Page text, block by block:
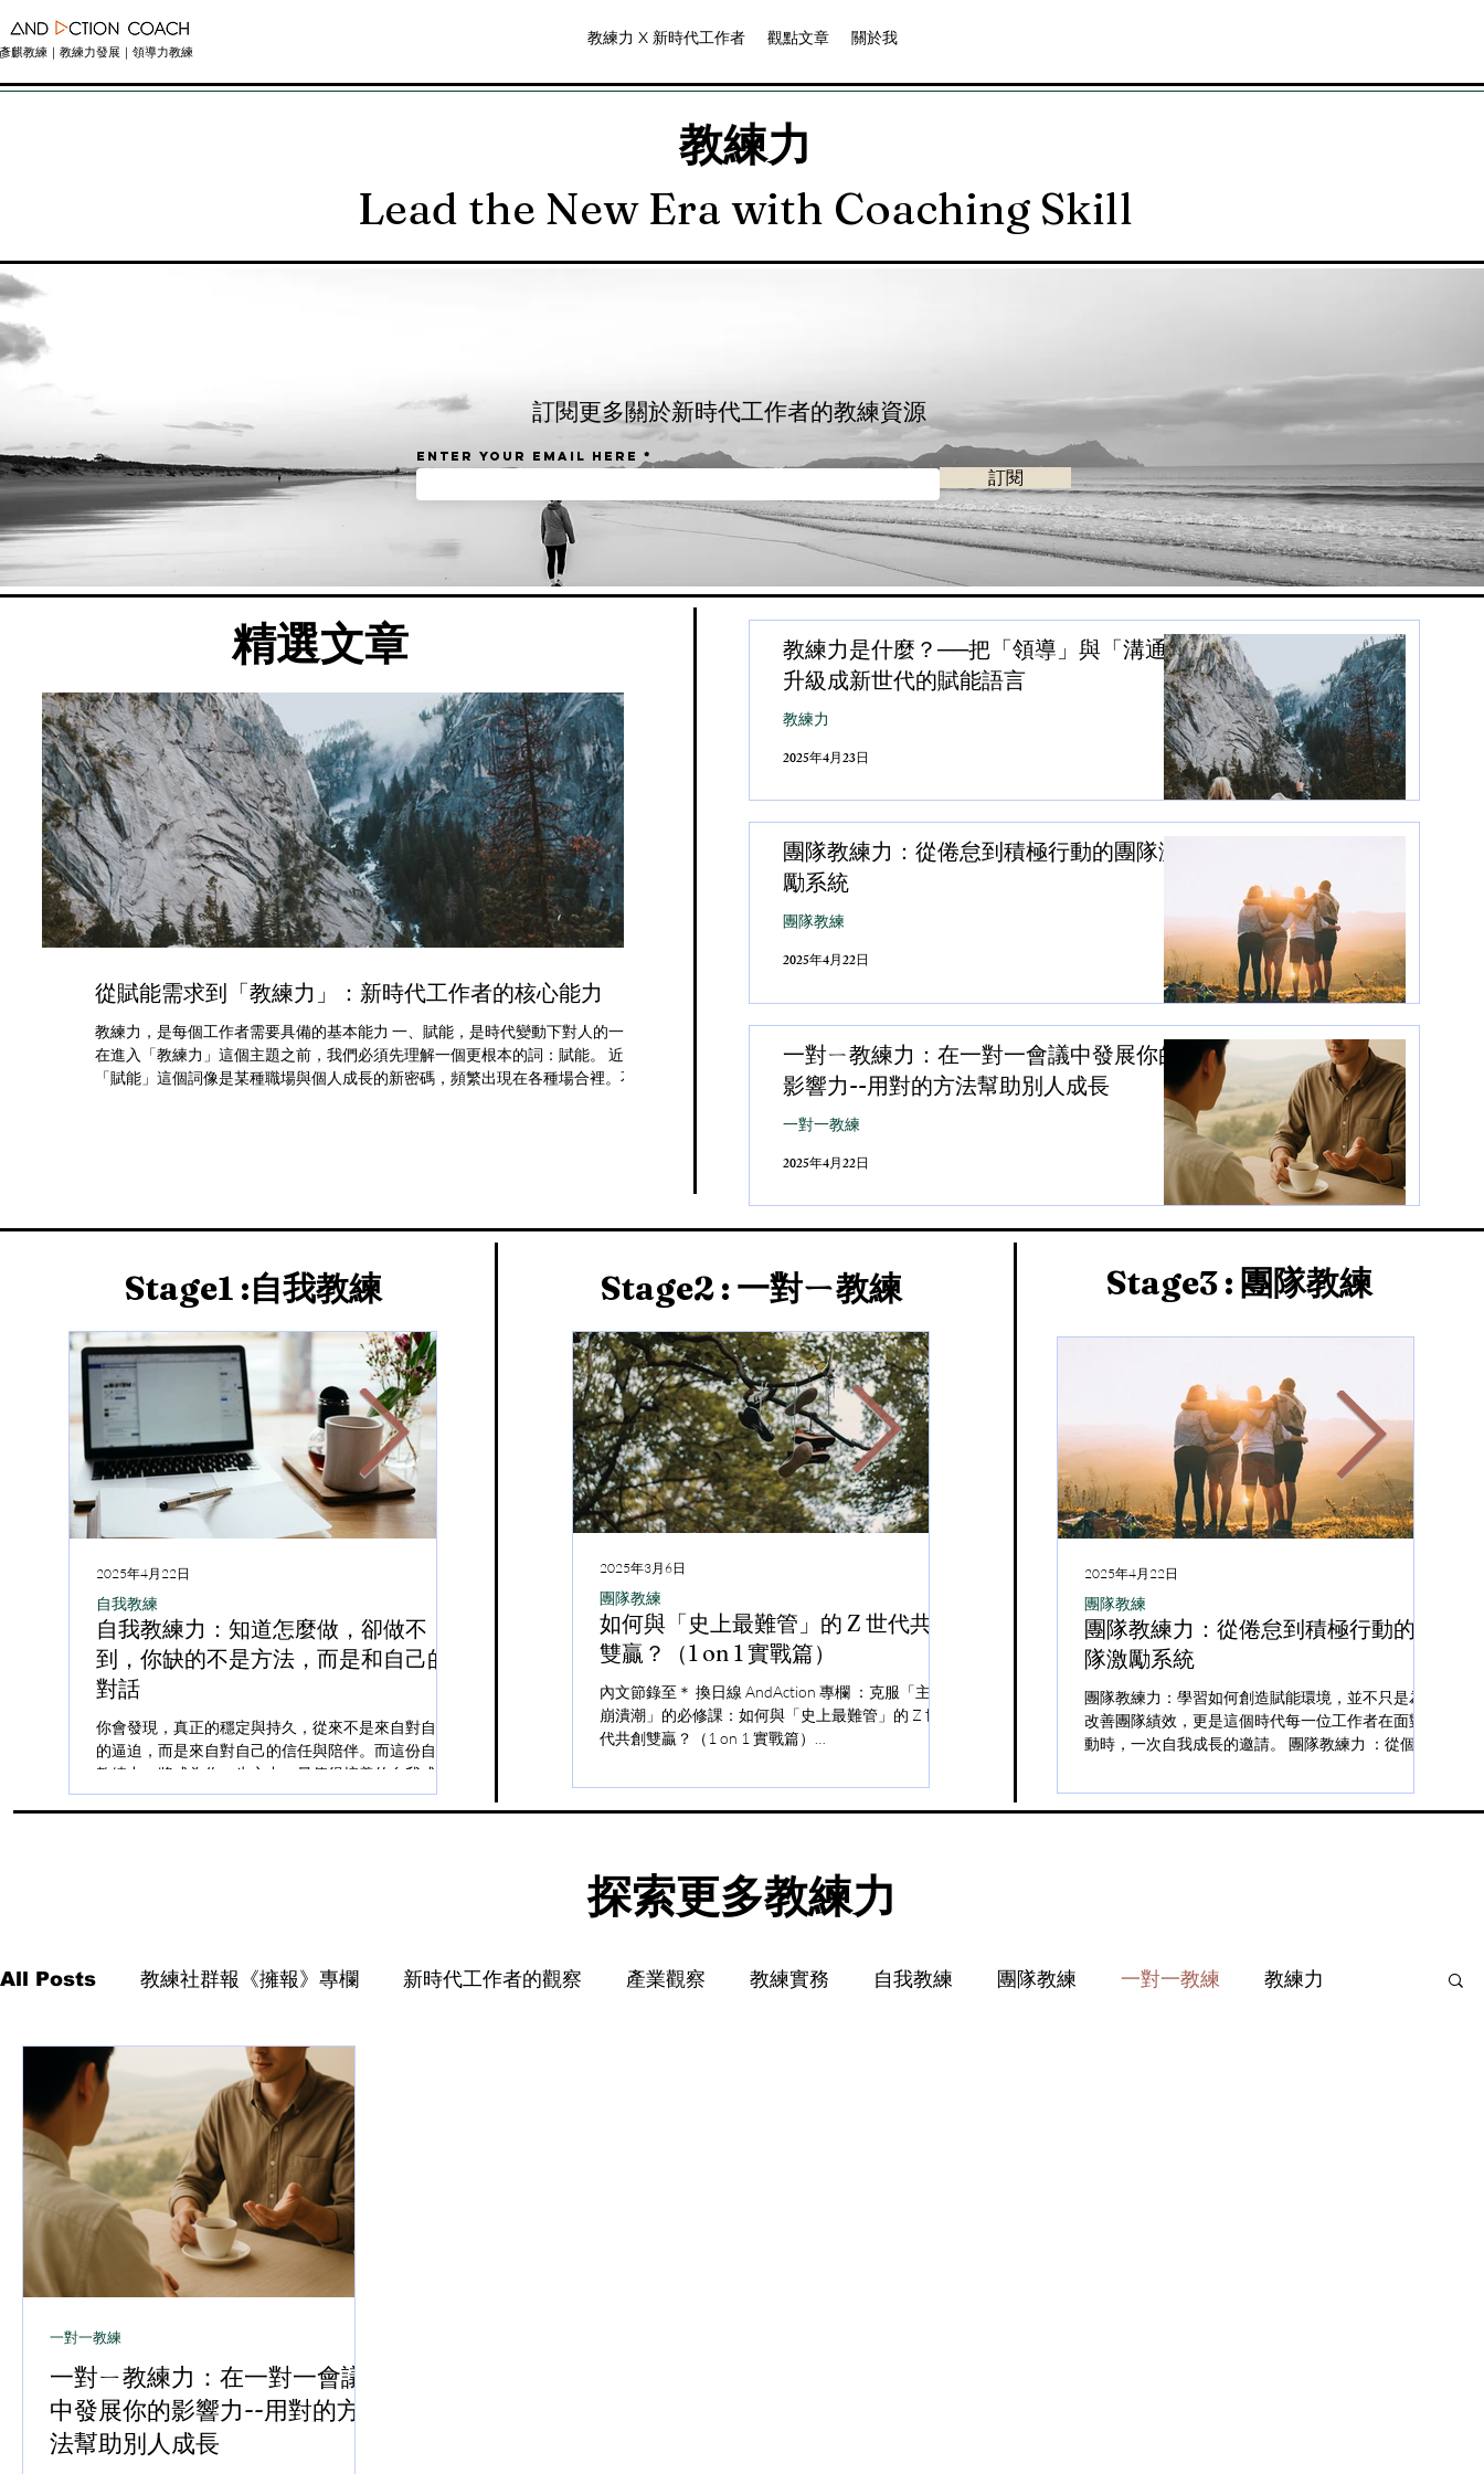
彥麒教練｜教練力發展｜領導力教練
教練力 X 新時代工作者 觀點文章 關於我
教練力
Lead the New Era with Coaching Skill
​訂閱更多關於新時代工作者的教練資源
Enter your email here
訂閱
​精選文章
從賦能需求到「教練力」：新時代工作者的核心能力
教練力，是每個工作者需要具備的基本能力 一、賦能，是時代變動下對人的一種回應
在進入「教練力」這個主題之前，我們必須先理解一個更根本的詞：賦能。 近幾年，
「賦能」這個詞像是某種職場與個人成長的新密碼，頻繁出現在各種場合裡。不論是
教練力是什麼？──把「領導」與「溝通」
升級成新世代的賦能語言
教練力
2025年4月23日
團隊教練力：從倦怠到積極行動的團隊激
勵系統
團隊教練
2025年4月22日
一對ㄧ教練力：在一對一會議中發展你的
影響力--用對的方法幫助別人成長
一對一教練
2025年4月22日
​Stage1 :自我教練
自我教練力：知道怎麼做，卻做不
到，你缺的不是方法，而是和自己的
對話
你會發現，真正的穩定與持久，從來不是來自對自己
的逼迫，而是來自對自己的信任與陪伴。而這份自我
教練力，將成為你一生之中，最值得培養的自我成長
能力之一。 「我知道該怎麼做，但就是做不到。」 你
是否也曾在某個夜晚對自己低語這句話？...
自我教練
2025年4月22日
知道怎麼做，卻做不到：你缺的不是
方法，而是和自己的對話的能力 (自我
自我教練力：關於如何賦能自己的能力 「我知道該怎
麼做，但就是做不到。」 你是否也曾在某個夜晚，無
疑、一種拖延，或是一股難以言喻的「提不起勁」。
我買了很多線上課程，但我都沒上
完，這難道是我的問題嗎？——重新思
考新時代的學習模式與教練力
一、我們都很想學習，但為什麼總覺得學不夠、做不
到？ 這是一個非常矛盾的時代——我們比以往更渴望
「怎麼好像學了很多，卻什麼都沒改變」的困惑之
中。開始學習從來不是問題，難的是——為什麼我已經
Stage2 : 一對ㄧ教練
如何與「史上最難管」的 Z 世代共創
雙贏？（1 on 1 實戰篇）
內文節錄至＊ 換日線 AndAction 專欄 ：克服「主管
崩潰潮」的必修課：如何與「史上最難管」的 Z 世
代共創雙贏？（1 on 1 實戰篇）
團隊教練
2025年3月6日
教練如何幫助客戶避免持續容易暈船
在感情關係中，「暈船」總是讓人既期待又困擾。
對容易暈船的客戶來說，他們往往在短時間內對某人
產生強烈情感連結，在關係尚未穩固前就投入大量情
探討如何協助客戶打破「暈船」循環，建立更穩定...
教練社群報《擁報》專欄
如何緩解客戶心
在這個節奏飛快、資訊
用」成為許多人的共同
前，說著「我覺得時間
完」。 這樣的焦慮在現
Stage3: 團隊教練
團隊教練力：從倦怠到積極行動的團
隊激勵系統
團隊教練力：學習如何創造賦能環境，並不只是為了
改善團隊績效，更是這個時代每一位工作者在面對變
動時，一次自我成長的邀請。 團隊教練力 ：從個體
討了教練力作為新時代工作者核心能力的實踐方式，
從如何在個體層次建立內在的心理韌性，到如何...
團隊教練
2025年4月22日
​探索更多教練力
All Posts 教練社群報《擁報》專欄 新時代工作者的觀察 產業觀察 教練實務 自我教練 團隊教練 一對一教練 教練力
一對ㄧ教練力：在一對一會議
中發展你的影響力--用對的方
法幫助別人成長
一對一教練